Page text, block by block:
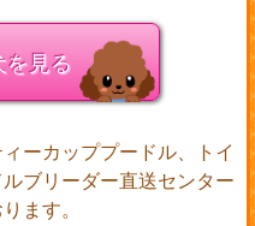
見る
ーカッププードル、トイ
ブリーダー直送センター
ます。